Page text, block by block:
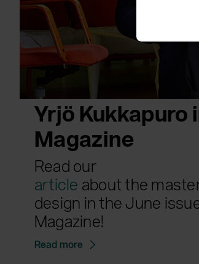
Yrjö Kukkapuro
Magazine
Read our
article about the
design in the June
Magazine!
Read more